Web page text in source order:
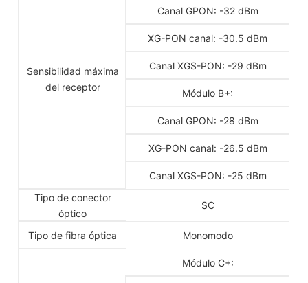
Sensibilidad máxima
del receptor
Canal GPON: -32 dBm
XG-PON canal: -30.5 dBm
Canal XGS-PON: -29 dBm
Módulo B+:
Canal GPON: -28 dBm
XG-PON canal: -26.5 dBm
Canal XGS-PON: -25 dBm
Tipo de conector
óptico
SC
Tipo de fibra óptica Monomodo
Módulo C+: